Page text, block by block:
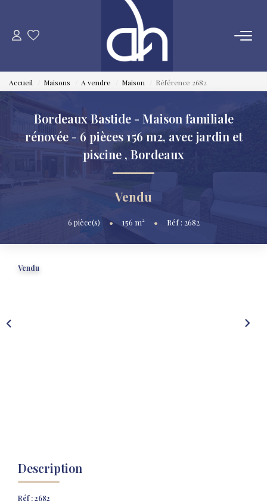
VENTE
ESTIMATION
LOCATION
SYNDIC
QUI SOMMES NOUS
Accueil Maisons A vendre Maison Référence 2682
Bordeaux Bastide - Maison familiale
rénovée - 6 pièces 156 m2, avec jardin et
piscine , Bordeaux
Vendu
6 pièce(s) • 156 m² • Réf : 2682
Vendu
Description
Réf : 2682